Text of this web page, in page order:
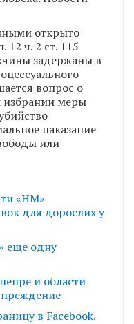
открыто
12 ч. 2 ст. 115
задержаны в
вопрос о
меры
наказание
или
«НМ»
для дорослих у
еще одну
и области
в Facebook.